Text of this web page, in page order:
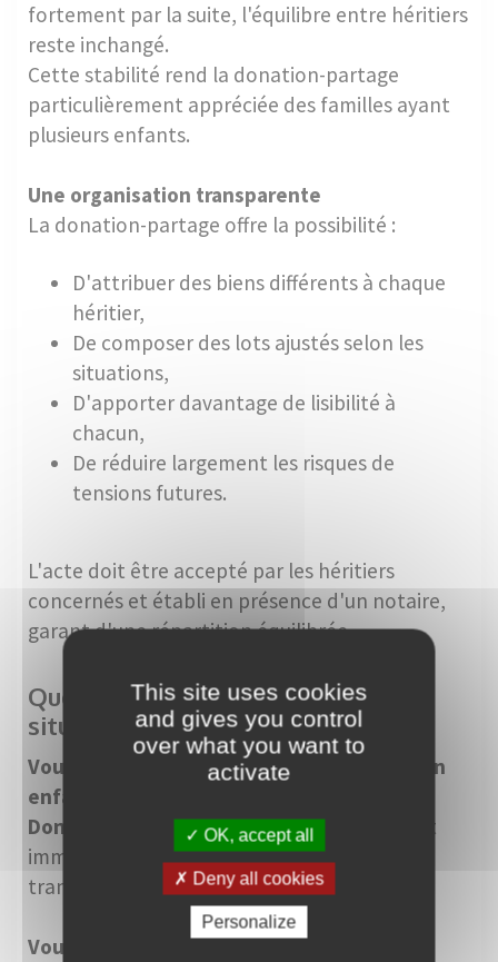
fortement par la suite, l'équilibre entre héritiers
reste inchangé.
Cette stabilité rend la donation-partage
particulièrement appréciée des familles ayant
plusieurs enfants.
Une organisation transparente
La donation-partage offre la possibilité :
D'attribuer des biens différents à chaque
héritier,
De composer des lots ajustés selon les
situations,
D'apporter davantage de lisibilité à
chacun,
De réduire largement les risques de
tensions futures.
L'acte doit être accepté par les héritiers
concernés et établi en présence d'un notaire,
garant d'une répartition équilibrée.
Quelle option correspond à votre
situation ?
Vous souhaitez soutenir ponctuellement un
enfant
Donation simple, adaptée à un financement
immédiat sans volonté d'organiser la
transmission globale.
Vous avez une famille recomposée
This site uses cookies
and gives you control
over what you want to
activate
OK, accept all
Deny all cookies
Personalize